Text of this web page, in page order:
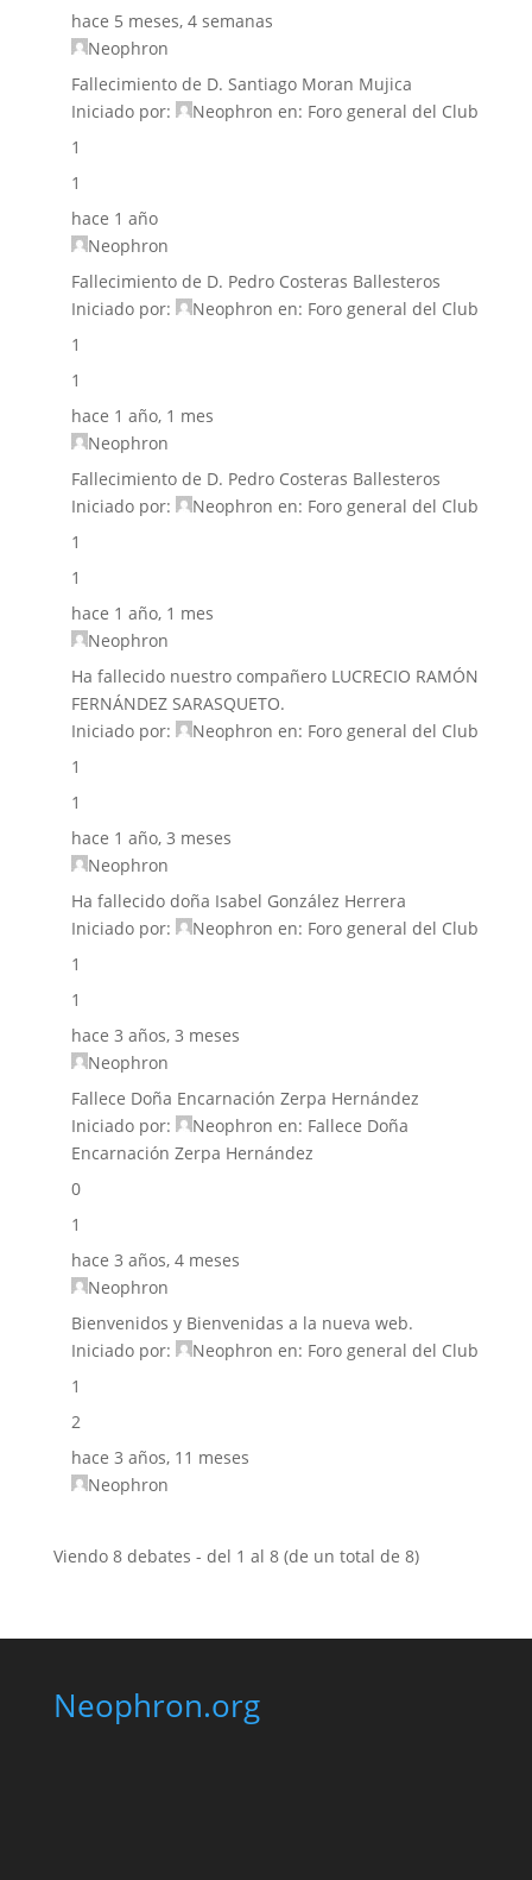
hace 5 meses, 4 semanas
Neophron
Fallecimiento de D. Santiago Moran Mujica
Iniciado por:
Neophron en: Foro general del Club
1
1
hace 1 año
Neophron
Fallecimiento de D. Pedro Costeras Ballesteros
Iniciado por:
Neophron en: Foro general del Club
1
1
hace 1 año, 1 mes
Neophron
Fallecimiento de D. Pedro Costeras Ballesteros
Iniciado por:
Neophron en: Foro general del Club
1
1
hace 1 año, 1 mes
Neophron
Ha fallecido nuestro compañero LUCRECIO RAMÓN
FERNÁNDEZ SARASQUETO.
Iniciado por:
Neophron en: Foro general del Club
1
1
hace 1 año, 3 meses
Neophron
Ha fallecido doña Isabel González Herrera
Iniciado por:
Neophron en: Foro general del Club
1
1
hace 3 años, 3 meses
Neophron
Fallece Doña Encarnación Zerpa Hernández
Iniciado por:
Neophron en: Fallece Doña
Encarnación Zerpa Hernández
0
1
hace 3 años, 4 meses
Neophron
Bienvenidos y Bienvenidas a la nueva web.
Iniciado por:
Neophron en: Foro general del Club
1
2
hace 3 años, 11 meses
Neophron
Viendo 8 debates - del 1 al 8 (de un total de 8)
Neophron.org